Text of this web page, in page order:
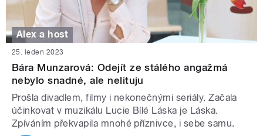
Alex a host
25. leden 2023
Bára Munzarová: Odejít ze stálého angažmá
nebylo snadné, ale nelituju
Prošla divadlem, filmy i nekonečnými seriály. Začala
účinkovat v muzikálu Lucie Bílé Láska je Láska.
Zpíváním překvapila mnohé příznivce, i sebe samu.